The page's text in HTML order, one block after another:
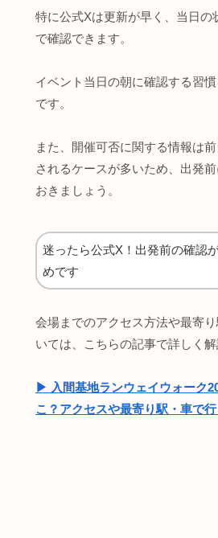
特に公式Xは更新が早く、当日の
で確認できます。
イベント当日の朝に確認する習
です。
また、開催可否に関する情報は
されるケースが多いため、出発
おきましょう。
迷ったら公式X！出発前の確認
めです
会場までのアクセス方法や最寄
いては、こちらの記事で詳しく解
▶︎ 入間基地ランウェイウォーク
こ？アクセスや最寄り駅・車で